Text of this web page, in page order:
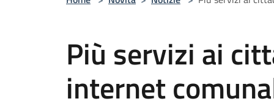
Più servizi ai
internet